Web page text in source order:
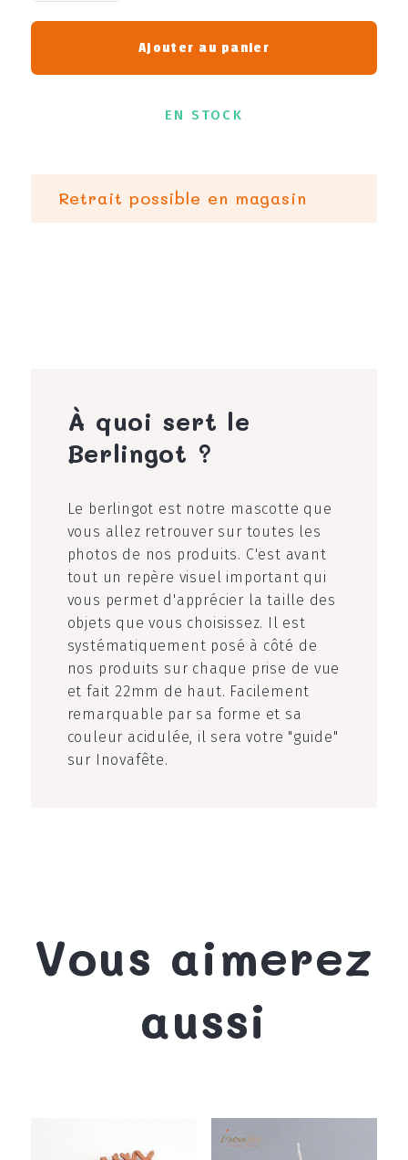
Ajouter au panier
EN STOCK
Retrait possible en magasin
À quoi sert le
Berlingot ?
Le berlingot est notre mascotte que
vous allez retrouver sur toutes les
photos de nos produits. C'est avant
tout un repère visuel important qui
vous permet d'apprécier la taille des
objets que vous choisissez. Il est
systématiquement posé à côté de
nos produits sur chaque prise de vue
et fait 22mm de haut. Facilement
remarquable par sa forme et sa
couleur acidulée, il sera votre "guide"
sur Inovafête.
Vous aimerez
aussi